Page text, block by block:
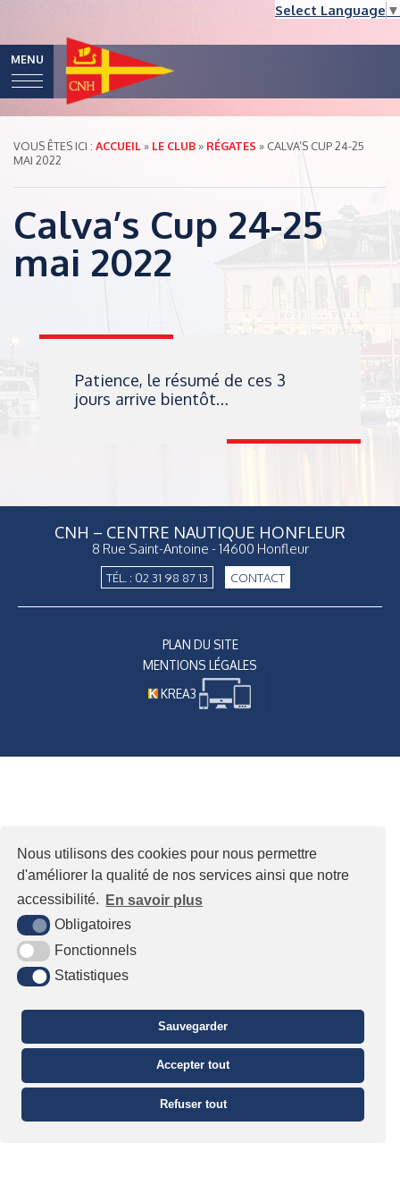
Nous utilisons des cookies pour nous permettre
d'améliorer la qualité de nos services ainsi que notre
accessibilité.
En savoir plus
Obligatoires
Fonctionnels
Statistiques
Sauvegarder
Accepter tout
Refuser tout
Select Language ▼
MENU
VOUS ÊTES ICI : ACCUEIL » LE CLUB » RÉGATES » CALVA’S CUP 24-25
MAI 2022
Calva’s Cup 24-25
mai 2022
Patience, le résumé de ces 3
jours arrive bientôt…
CNH – CENTRE NAUTIQUE HONFLEUR
8 Rue Saint-Antoine - 14600 Honfleur
TÉL. : 02 31 98 87 13 CONTACT
PLAN DU SITE
MENTIONS LÉGALES
KREA3